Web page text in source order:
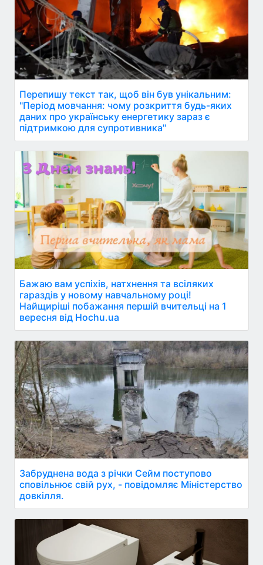
Перепишу текст так, щоб він був унікальним:
"Період мовчання: чому розкриття будь-яких
даних про українську енергетику зараз є
підтримкою для супротивника"
Бажаю вам успіхів, натхнення та всіляких
гараздів у новому навчальному році!
Найщиріші побажання першій вчительці на 1
вересня від Hochu.ua
Забруднена вода з річки Сейм поступово
сповільнює свій рух, - повідомляє Міністерство
довкілля.